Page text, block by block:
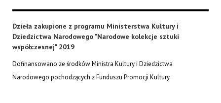
Dzieła zakupione z programu Ministerstwa Kultury i
Dziedzictwa Narodowego "Narodowe kolekcje sztuki
współczesnej" 2019
Dofinansowano ze środków Ministra Kultury i Dziedzictwa
Narodowego pochodzących z Funduszu Promocji Kultury.